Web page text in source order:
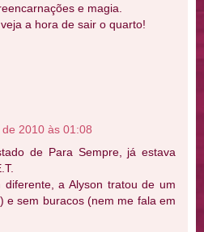
e magia.
a hora de sair o quarto!
2010 às 01:08
de Para Sempre, já estava
diferente, a Alyson tratou de um
e sem buracos (nem me fala em